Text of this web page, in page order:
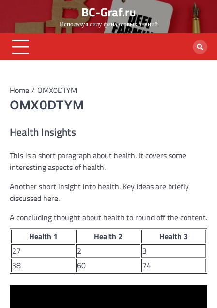
content
BC-Graf.ru
Используя силу финансовых знаний
Home OMX0DTYM
OMX0DTYM
Health Insights
This is a short paragraph about health. It covers some
interesting aspects of health.
Another short insight into health. Key ideas are briefly
discussed here.
A concluding thought about health to round off the content.
Health 1
Health 2
Health 3
27
2
3
38
60 74